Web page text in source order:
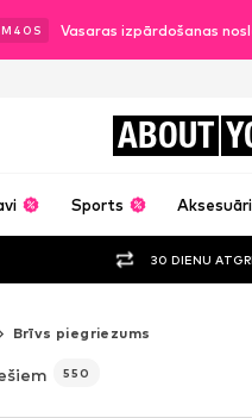
M 38 S Vasaras izpārdošanas
ABOUT
Sports Aksesuāri
30 DIENU
Brīvs piegriezums
550